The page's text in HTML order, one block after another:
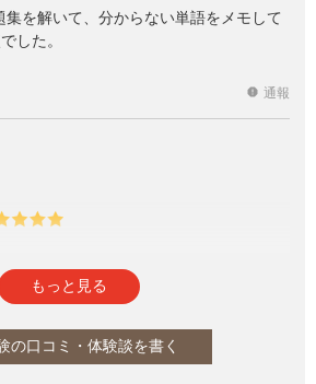
を解いて、分からない単語をメモして
した。
い品詞関係の勉強をしたり、長文読解
ると思いますが、問題の分からない単
report 通報
もっと見る
の口コミ・体験談を書く